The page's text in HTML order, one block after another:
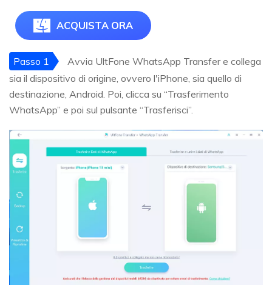
ACQUISTA ORA
Passo 1
Avvia UltFone WhatsApp Transfer e collega
sia il dispositivo di origine, ovvero l'iPhone, sia quello di
destinazione, Android. Poi, clicca su “Trasferimento
WhatsApp” e poi sul pulsante “Trasferisci”.